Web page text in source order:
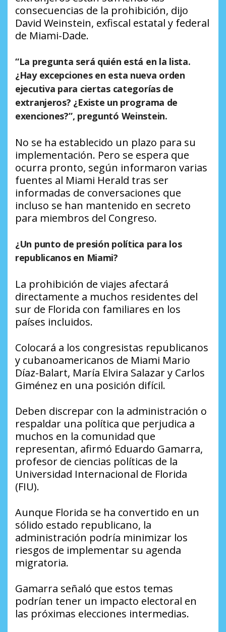
consecuencias de la prohibición, dijo
David Weinstein, exfiscal estatal y federal
de Miami-Dade.
“La pregunta será quién está en la lista.
¿Hay excepciones en esta nueva orden
ejecutiva para ciertas categorías de
extranjeros? ¿Existe un programa de
exenciones?”, preguntó Weinstein.
No se ha establecido un plazo para su
implementación. Pero se espera que
ocurra pronto, según informaron varias
fuentes al Miami Herald tras ser
informadas de conversaciones que
incluso se han mantenido en secreto
para miembros del Congreso.
¿Un punto de presión política para los
republicanos en Miami?
La prohibición de viajes afectará
directamente a muchos residentes del
sur de Florida con familiares en los
países incluidos.
Colocará a los congresistas republicanos
y cubanoamericanos de Miami Mario
Díaz-Balart, María Elvira Salazar y Carlos
Giménez en una posición difícil.
Deben discrepar con la administración o
respaldar una política que perjudica a
muchos en la comunidad que
representan, afirmó Eduardo Gamarra,
profesor de ciencias políticas de la
Universidad Internacional de Florida
(FIU).
Aunque Florida se ha convertido en un
sólido estado republicano, la
administración podría minimizar los
riesgos de implementar su agenda
migratoria.
Gamarra señaló que estos temas
podrían tener un impacto electoral en
las próximas elecciones intermedias.